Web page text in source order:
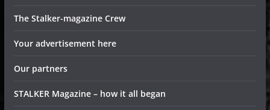
The Stalker-magazine Crew
Your advertisement here
Our partners
STALKER Magazine – how it all began